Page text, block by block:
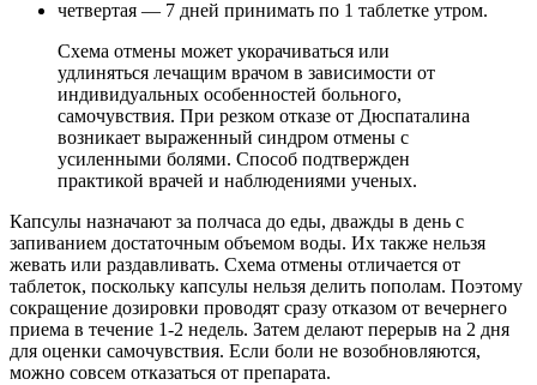
четвертая — 7 дней принимать по 1 таблетке утром.
Схема отмены может укорачиваться или
удлиняться лечащим врачом в зависимости от
индивидуальных особенностей больного,
самочувствия. При резком отказе от Дюспаталина
возникает выраженный синдром отмены с
усиленными болями. Способ подтвержден
практикой врачей и наблюдениями ученых.
Капсулы назначают за полчаса до еды, дважды в день с
запиванием достаточным объемом воды. Их также нельзя
жевать или раздавливать. Схема отмены отличается от
таблеток, поскольку капсулы нельзя делить пополам. Поэтому
сокращение дозировки проводят сразу отказом от вечернего
приема в течение 1-2 недель. Затем делают перерыв на 2 дня
для оценки самочувствия. Если боли не возобновляются,
можно совсем отказаться от препарата.